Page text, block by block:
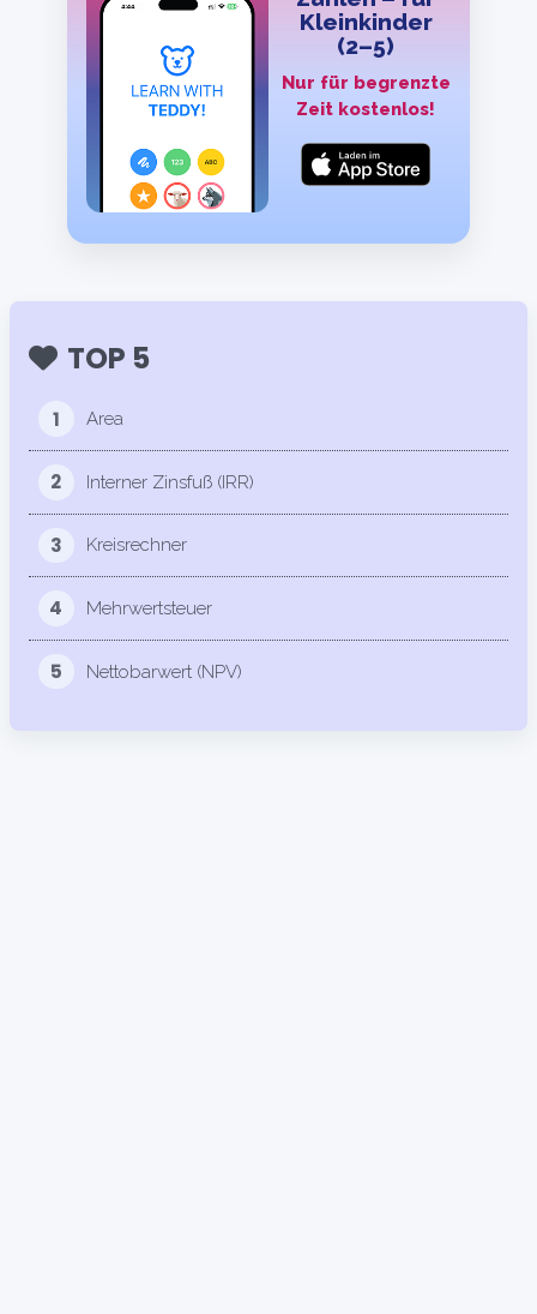
Kleinkinder
(2–5)
Nur für begrenzte
Zeit kostenlos!
TOP 5
1 Area
2 Interner Zinsfuß (IRR)
3 Kreisrechner
4 Mehrwertsteuer
5 Nettobarwert (NPV)